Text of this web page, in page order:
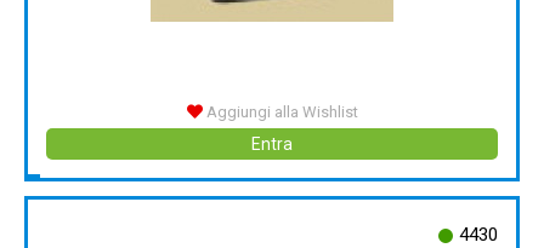
Aggiungi alla Wishlist
Entra
4430